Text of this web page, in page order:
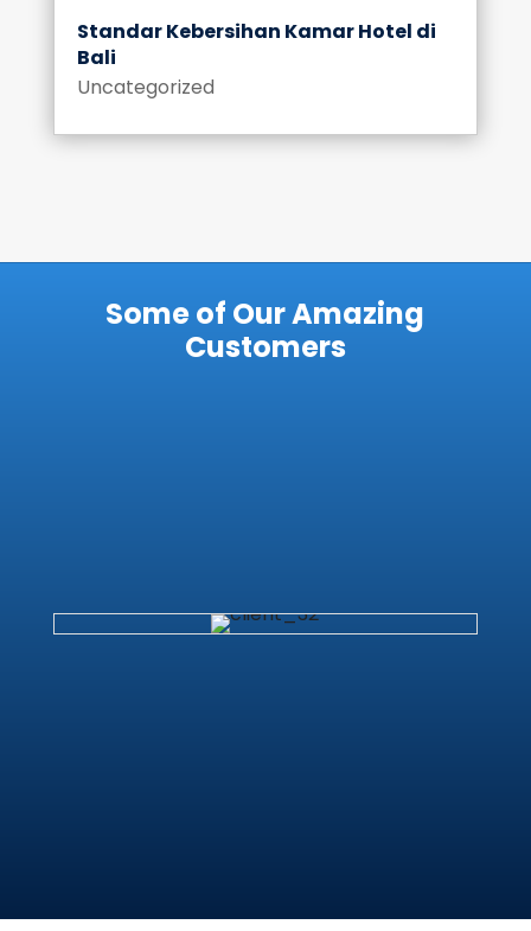
Standar Kebersihan Kamar Hotel di
Bali
Uncategorized
Some of Our Amazing
Customers